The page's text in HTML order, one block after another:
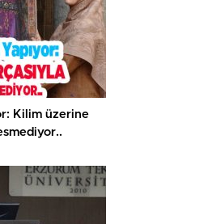
Kilim üzerine